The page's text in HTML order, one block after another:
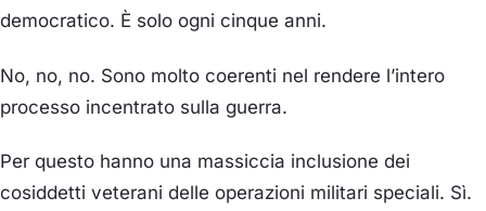
democratico. È solo ogni cinque anni.
No, no, no. Sono molto coerenti nel rendere l’intero
processo incentrato sulla guerra.
Per questo hanno una massiccia inclusione dei
cosiddetti veterani delle operazioni militari speciali. Sì.